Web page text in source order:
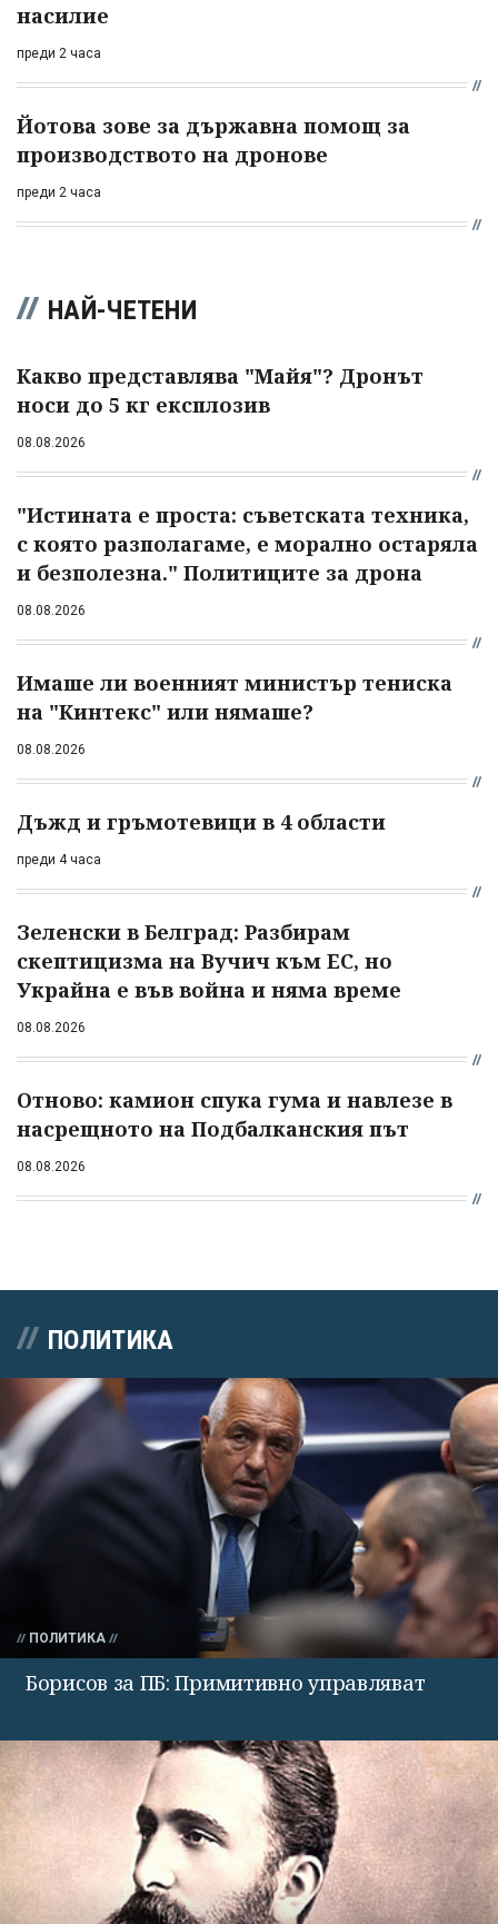
насилие
преди 2 часа
Йотова зове за държавна помощ за
производството на дронове
преди 2 часа
НАЙ-ЧЕТЕНИ
Какво представлява "Майя"? Дронът
носи до 5 кг експлозив
08.08.2026
"Истината е проста: съветската техника,
с която разполагаме, е морално остаряла
и безполезна." Политиците за дрона
08.08.2026
Имаше ли военният министър тениска
на "Кинтекс" или нямаше?
08.08.2026
Дъжд и гръмотевици в 4 области
преди 4 часа
Зеленски в Белград: Разбирам
скептицизма на Вучич към ЕС, но
Украйна е във война и няма време
08.08.2026
Отново: камион спука гума и навлезе в
насрещното на Подбалканския път
08.08.2026
ПОЛИТИКА
ПОЛИТИКА
Борисов за ПБ: Примитивно управляват